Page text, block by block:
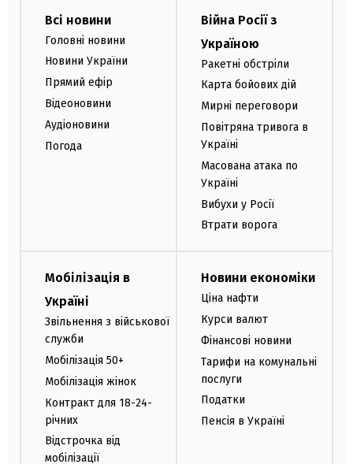
Всі новини
Головні новини
Новини України
Прямий ефір
Відеоновини
Аудіоновини
Погода
Війна Росії з
Україною
Ракетні обстріли
Карта бойових дій
Мирні переговори
Повітряна тривога в
Україні
Масована атака по
Україні
Вибухи у Росії
Втрати ворога
Мобілізація в
Україні
Звільнення з військової
служби
Мобілізація 50+
Мобілізація жінок
Контракт для 18-24-
річних
Відстрочка від
мобілізації
Новини економіки
Ціна нафти
Курси валют
Фінансові новини
Тарифи на комунальні
послуги
Податки
Пенсія в Україні